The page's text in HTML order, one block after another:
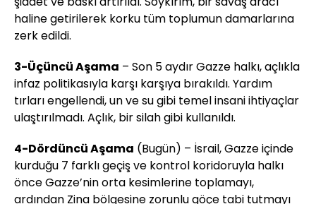
haline getirilerek korku tüm toplumun damarlarına
zerk edildi.
3-Üçüncü Aşama – Son 5 aydır Gazze halkı, açlıkla
infaz politikasıyla karşı karşıya bırakıldı. Yardım
tırları engellendi, un ve su gibi temel insani ihtiyaçlar
ulaştırılmadı. Açlık, bir silah gibi kullanıldı.
4-Dördüncü Aşama (Bugün) – İsrail, Gazze içinde
kurduğu 7 farklı geçiş ve kontrol koridoruyla halkı
önce Gazze’nin orta kesimlerine toplamayı,
ardından Zina bölgesine zorunlu göçe tabi tutmayı